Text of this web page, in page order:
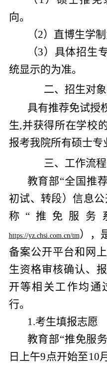
向。
（2）直博生学制
（3）具体招生
统显示的为准。
二、招生对象
具有推荐免试授
生,并获得所在学校
报考我院所有硕士专
三、工作流程
教育部“全国推
初试、转段）信息
称“推免服务
https://yz.chsi.com.cn/tm），
备案公开平台和网
生资格审核确认、
开等相关工作均通
行。
1.考生填报志愿
教育部“推免服
日上午9点开始至10